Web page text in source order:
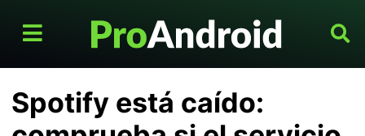
Spotify está caído: